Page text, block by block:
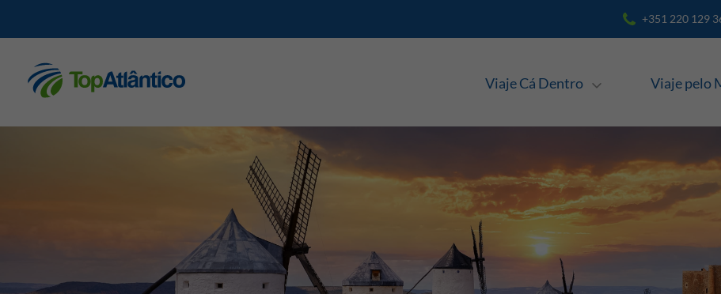
+351 220 129
Viaje Cá Dentro Viaje pelo